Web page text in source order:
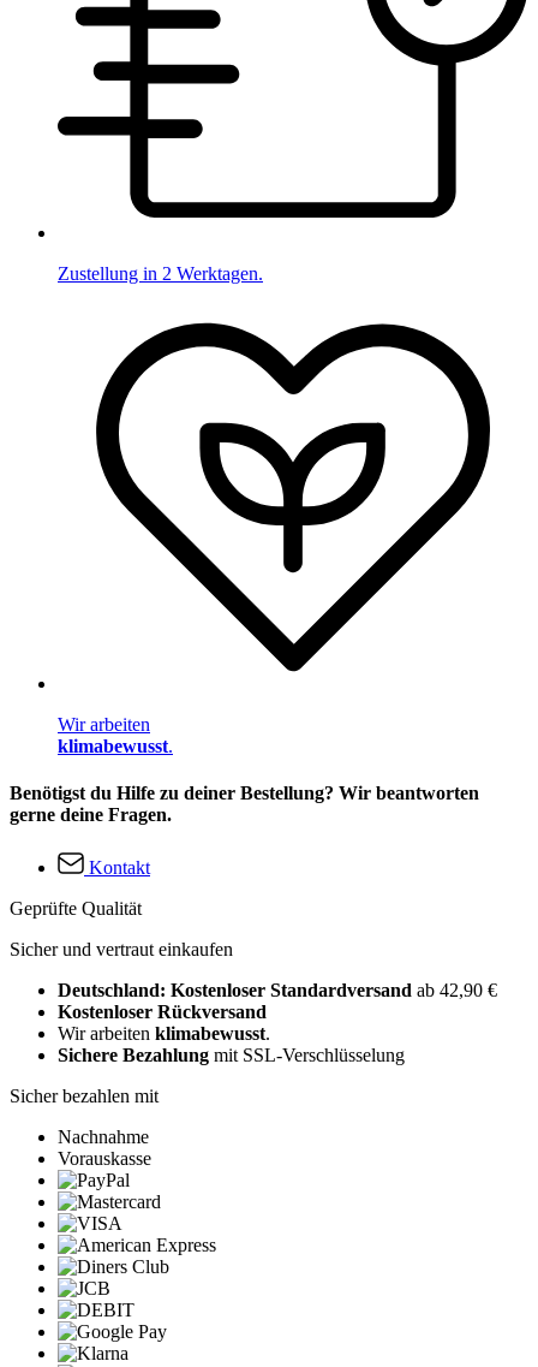
Zustellung in 2 Werktagen.
Wir arbeiten
klimabewusst.
Benötigst du Hilfe zu deiner Bestellung? Wir beantworten
gerne deine Fragen.
Kontakt
Geprüfte Qualität
Sicher und vertraut einkaufen
Deutschland: Kostenloser Standardversand ab 42,90 €
Kostenloser Rückversand
Wir arbeiten klimabewusst.
Sichere Bezahlung mit SSL-Verschlüsselung
Sicher bezahlen mit
Nachnahme
Vorauskasse